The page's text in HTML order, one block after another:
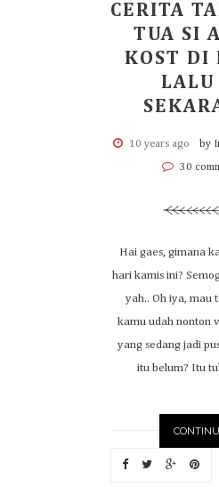
CERITA
TUA SI
KOST DI
10 years ago by
30
Hai gaes, gimana
hari kamis ini?
yah.. Oh iya, mau
kamu udah nonton
yang sedang jadi
itu belum? Itu